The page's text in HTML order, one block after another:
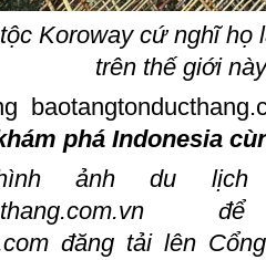
Koroway cứ nghĩ
trên thế giới
phá Indonesia
ảnh du
đăng tải lên